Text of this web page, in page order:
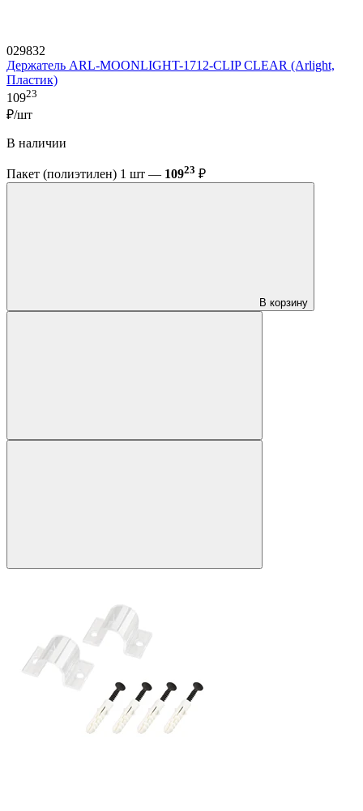
029832
Держатель ARL-MOONLIGHT-1712-CLIP CLEAR (Arlight,
Пластик)
10923
₽/шт
В наличии
Пакет (полиэтилен) 1 шт — 10923 ₽
В корзину